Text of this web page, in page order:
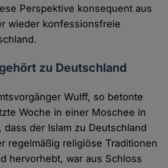
Perspektive konsequent aus
wieder konfessionsfreie
zu Deutschland
Wulff, so betonte
Woche in einer Moschee in
dass der Islam zu Deutschland
regelmäßig religiöse Traditionen
hervorhebt, war aus Schloss